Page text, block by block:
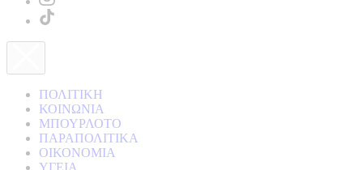
ΠΟΛΙΤΙΚΗ
ΚΟΙΝΩΝΙΑ
ΜΠΟΥΡΛΟΤΟ
ΠΑΡΑΠΟΛΙΤΙΚΑ
ΟΙΚΟΝΟΜΙΑ
ΥΓΕΙΑ